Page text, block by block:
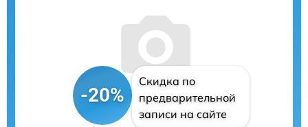
-20%
Скидка по
предварительной
записи на сайте